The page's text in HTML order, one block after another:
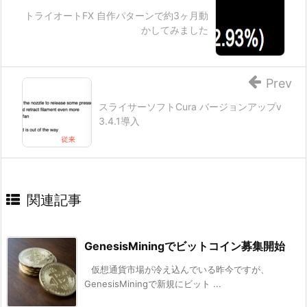
トライオートFX 自作パターンで約3ヶ月動
かしてみました
スライサーソフトCura バージョンアップv
3.4.1導入
Prev
関連記事
GenesisMiningでビットコイン募集開始
仮想通貨市場が冷え込んでいる昨今ですが、
GenesisMiningで新規にビット ...